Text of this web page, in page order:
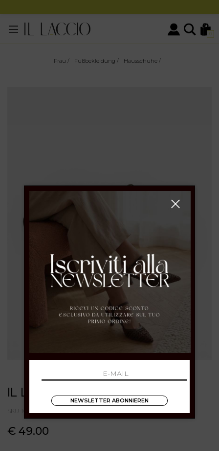
0
Frau / Fußbekleidung / Hausschuhe/
IL LACCIO
SKU: 1080CAMOSCIOVERDE BOSCO
€ 49.00
NEWSLETTER ABONNIEREN